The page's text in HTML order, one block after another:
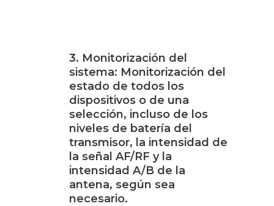
3. Monitorización del
sistema: Monitorización del
estado de todos los
dispositivos o de una
selección, incluso de los
niveles de batería del
transmisor, la intensidad de
la señal AF/RF y la
intensidad A/B de la
antena, según sea
necesario.